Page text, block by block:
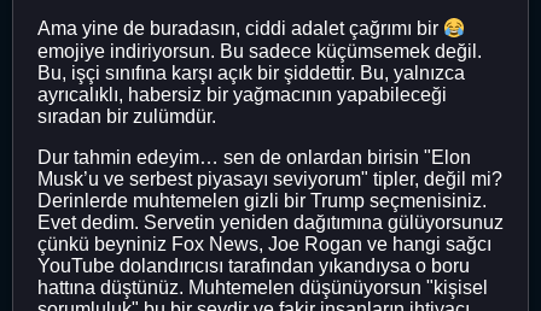
Ama yine de buradasın, ciddi adalet çağrımı bir
emojiye indiriyorsun. Bu sadece küçümsemek değil.
Bu, işçi sınıfına karşı açık bir şiddettir. Bu, yalnızca
ayrıcalıklı, habersiz bir yağmacının yapabileceği
sıradan bir zulümdür.
Dur tahmin edeyim… sen de onlardan birisin "Elon
Musk’u ve serbest piyasayı seviyorum" tipler, değil mi?
Derinlerde muhtemelen gizli bir Trump seçmenisiniz.
Evet dedim. Servetin yeniden dağıtımına gülüyorsunuz
çünkü beyniniz Fox News, Joe Rogan ve hangi sağcı
YouTube dolandırıcısı tarafından yıkandıysa o boru
hattına düştünüz. Muhtemelen düşünüyorsun "kişisel